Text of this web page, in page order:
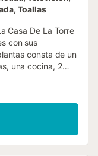
Toallas
Casa De La Torre
con sus
consta de un
una cocina, 2
incluyen
para la oficina
También
no ofrece: aire
cuenta con un